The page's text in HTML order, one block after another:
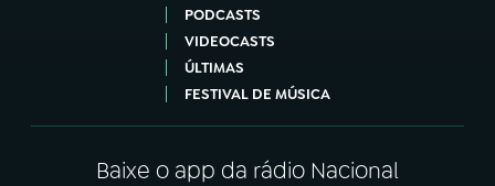
PODCASTS
VIDEOCASTS
ÚLTIMAS
FESTIVAL DE MÚSICA
Baixe o app da rádio Nacional